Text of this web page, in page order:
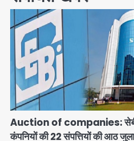
Auction of companies:
कंपनियों की 22 संपत्तियों की आठ